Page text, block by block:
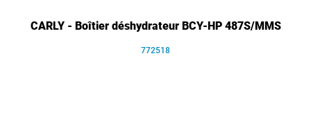
CARLY - Boîtier déshydrateur BCY-HP 487S/MMS
772518